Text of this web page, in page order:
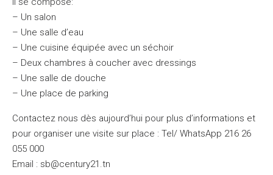
– Un salon
– Une salle d’eau
– Une cuisine équipée avec un séchoir
– Deux chambres à coucher avec dressings
– Une salle de douche
– Une place de parking
Contactez nous dès aujourd’hui pour plus d’informations et
pour organiser une visite sur place : Tel/ WhatsApp 216 26
055 000
Email : sb@century21.tn